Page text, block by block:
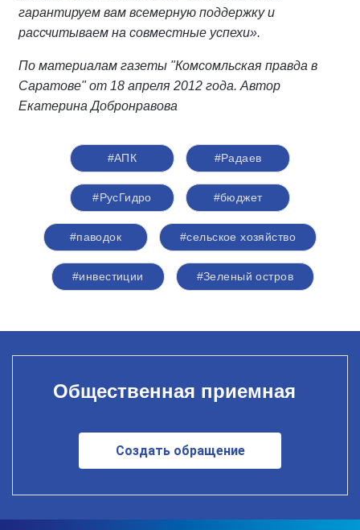
гарантируем вам всемерную поддержку и
рассчитываем на совместные успехи».
По материалам газеты "Комсомльская правда в
Саратове" от 18 апреля 2012 года. Автор
Екатерина Добронравова
#АПК #Радаев
#РусГидро #бюджет
#паводок #сельское хозяйство
#инвестиции #Зеленый остров
Общественная приемная
Создать обращение